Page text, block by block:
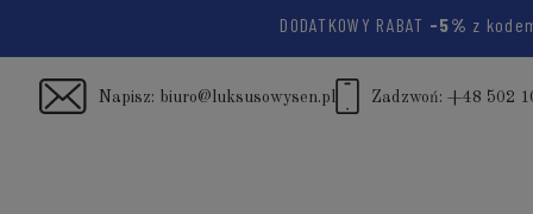
DODATKOWY RABAT -5% z
Napisz: biuro@luksusowysen.pl Zadzwoń: +48 502